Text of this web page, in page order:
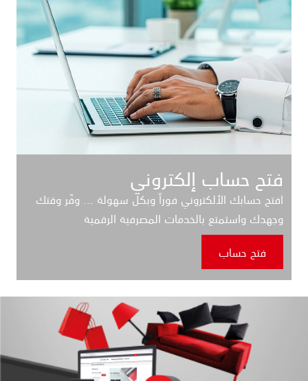
فتح حساب إلكتروني
افتح حسابك الألكتروني فوراً وبكل سهولة ... وفّر وقتك
وجهدك واستمتع بالخدمات المصرفية الرقمية
فتح حساب